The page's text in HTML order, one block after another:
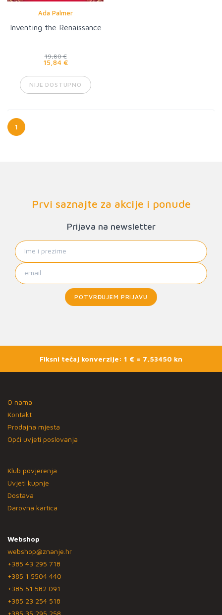
Ada Palmer
Inventing the Renaissance
19,80 €
15,84 €
NIJE DOSTUPNO
1
Prvi saznajte za akcije i ponude
Prijava na newsletter
POTVRĐUJEM PRIJAVU
Fiksni tečaj konverzije: 1 € = 7,53450 kn
O nama
Kontakt
Prodajna mjesta
Opći uvjeti poslovanja
Klub povjerenja
Uvjeti kupnje
Dostava
Darovna kartica
Webshop
webshop@znanje.hr
+385 43 295 718
+385 1 5504 440
+385 51 582 091
+385 23 254 518